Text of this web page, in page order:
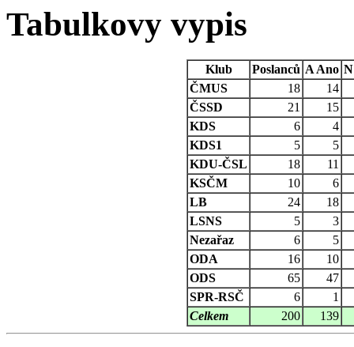
Tabulkovy vypis
Klub Poslanců A Ano N
ČMUS
18
14
ČSSD
21
15
KDS
6
4
KDS1
5
5
KDU-ČSL
18
11
KSČM
10
6
LB
24
18
LSNS
5
3
Nezařaz
6
5
ODA
16
10
ODS
65
47
SPR-RSČ
6
1
Celkem
200 139